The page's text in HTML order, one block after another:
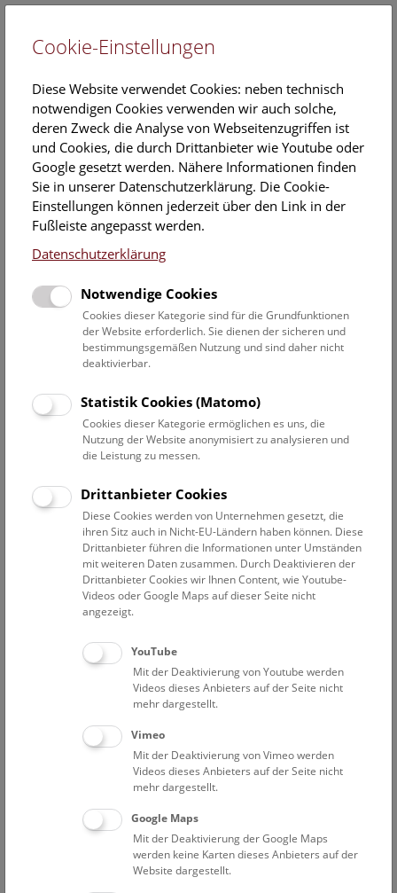
EN
„Strahlenschäden“ – Die neue
Sonderausstellung im Narrenturm
Alle Strahlen – unabhängig davon, ob es sich um UV-,
Wärme-, Röntgen- oder radioaktive Strahlen handelt –
schädigen ab einer gewissen Menge und Einwirkungszeit
den menschlichen Organismus. Die neue Ausstellung
„Strahlenschäden“ in den drei Sonderschauräumen im
Narrenturm zeigt von 24. Mai 2023 bis 20. April 2024
Pressetext Bilder Dokumente
Bei Schäden durch Strahlung wird unterschieden
zwischen somatischen Schäden, die beim bestrahlten
Organismus selbst vorkommen, genetischen Schäden, die
erst bei den Nachkommen auftreten und Schäden, die
Fehlbildungen beim Embryo oder Fötus verursachen. Die
neue Ausstellung im Narrenturm konzentriert sich auf
Schwerpunkt liegt dabei auf den medizinischen Aspekten,
neben den möglichen Schädigungen soll auch der Nutzen
in Diagnostik und Behandlung gezeigt werden. Zu sehen
sind in den drei Ausstellungsräumen historische Abrisse,
Moulagen von durch Strahlen geschädigten Körperstellen
sowie Organpräparate.
Als 1898 Marie und Pierre Curie den Begriff
Radioaktivität prägten, war noch nicht absehbar, welche
Folgen diese Entdeckung für die Menschheit haben wird.
Antoine Becquerel entdeckte einige Jahre zuvor, dass
Uran in der Lage ist, fotografische Platten zu „belichten“,
Cookie-Einstellungen
Diese Website verwendet Cookies: neben technisch
notwendigen Cookies verwenden wir auch solche,
deren Zweck die Analyse von Webseitenzugriffen ist
und Cookies, die durch Drittanbieter wie Youtube oder
Google gesetzt werden. Nähere Informationen finden
Sie in unserer Datenschutzerklärung. Die Cookie-
Einstellungen können jederzeit über den Link in der
Fußleiste angepasst werden.
Datenschutzerklärung
Notwendige Cookies
Cookies dieser Kategorie sind für die Grundfunktionen
der Website erforderlich. Sie dienen der sicheren und
bestimmungsgemäßen Nutzung und sind daher nicht
deaktivierbar.
Statistik Cookies (Matomo)
Cookies dieser Kategorie ermöglichen es uns, die
Nutzung der Website anonymisiert zu analysieren und
die Leistung zu messen.
Drittanbieter Cookies
Diese Cookies werden von Unternehmen gesetzt, die
ihren Sitz auch in Nicht-EU-Ländern haben können. Diese
Drittanbieter führen die Informationen unter Umständen
mit weiteren Daten zusammen. Durch Deaktivieren der
Drittanbieter Cookies wir Ihnen Content, wie Youtube-
Videos oder Google Maps auf dieser Seite nicht
angezeigt.
YouTube
Mit der Deaktivierung von Youtube werden
Videos dieses Anbieters auf der Seite nicht
mehr dargestellt.
Vimeo
Mit der Deaktivierung von Vimeo werden
Videos dieses Anbieters auf der Seite nicht
mehr dargestellt.
Google Maps
Mit der Deaktivierung der Google Maps
werden keine Karten dieses Anbieters auf der
Website dargestellt.